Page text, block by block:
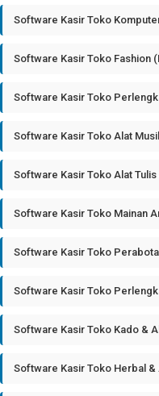
Software Kasir Toko
Software Kasir Toko Fashion
Software Kasir Toko
Software Kasir Toko Alat
Software Kasir Toko Alat Tulis
Software Kasir Toko Mainan
Software Kasir Toko
Software Kasir Toko
Software Kasir Toko Kado &
Software Kasir Toko Herbal